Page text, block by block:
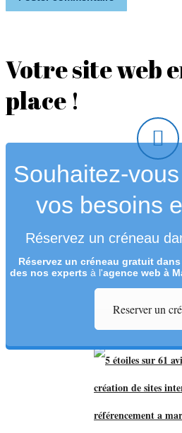
Votre site web
place !
Souhaitez-
vos besoins
Réservez un créneau
Réservez un créneau gratuit
des nos experts à l'agence web à
Reserver un